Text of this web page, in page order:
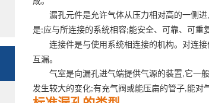
漏孔元件是允许气体从压力相对高的一侧
是:应与所连接的系统相容;能安全、可靠、可重
连接件是与使用系统相连接的机构。对连
互漏。
气室是向漏孔进气端提供气源的装置,它一
发生较大的变化;有充气阀或能压扁的管子,能对